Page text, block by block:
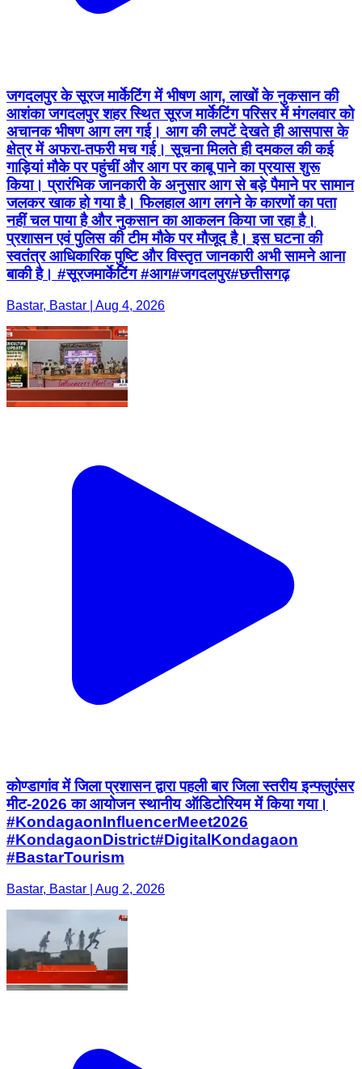
जगदलपुर के सूरज मार्केटिंग में भीषण आग, लाखों के नुकसान की
आशंका जगदलपुर शहर स्थित सूरज मार्केटिंग परिसर में मंगलवार को
अचानक भीषण आग लग गई। आग की लपटें देखते ही आसपास के
क्षेत्र में अफरा-तफरी मच गई। सूचना मिलते ही दमकल की कई
गाड़ियां मौके पर पहुंचीं और आग पर काबू पाने का प्रयास शुरू
किया। प्रारंभिक जानकारी के अनुसार आग से बड़े पैमाने पर सामान
जलकर खाक हो गया है। फिलहाल आग लगने के कारणों का पता
नहीं चल पाया है और नुकसान का आकलन किया जा रहा है।
प्रशासन एवं पुलिस की टीम मौके पर मौजूद है। इस घटना की
स्वतंत्र आधिकारिक पुष्टि और विस्तृत जानकारी अभी सामने आना
बाकी है। #सूरजमार्केटिंग #आग#जगदलपुर#छत्तीसगढ़
Bastar, Bastar | Aug 4, 2026
कोण्डागांव में जिला प्रशासन द्वारा पहली बार जिला स्तरीय इन्फ्लुएंसर
मीट-2026 का आयोजन स्थानीय ऑडिटोरियम में किया गया।​
#KondagaonInfluencerMeet2026 ​
#KondagaonDistrict​#DigitalKondagaon​
#BastarTourism
Bastar, Bastar | Aug 2, 2026